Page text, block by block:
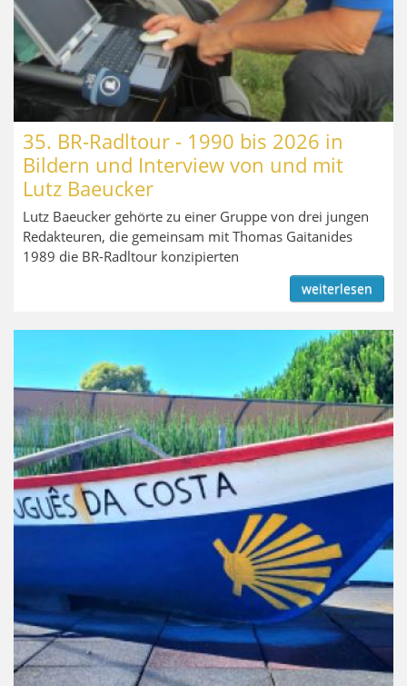
35. BR-Radltour - 1990 bis 2026 in
Bildern und Interview von und mit
Lutz Baeucker
Lutz Baeucker gehörte zu einer Gruppe von drei jungen
Redakteuren, die gemeinsam mit Thomas Gaitanides
1989 die BR-Radltour konzipierten
weiterlesen